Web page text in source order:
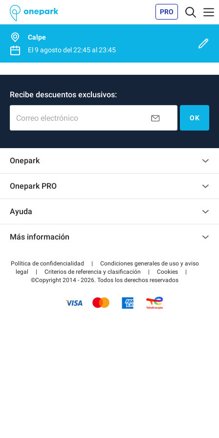
PRO
Calpe
El9 agostodel22:45al23:45
Recibe descuentos exclusivos:
Correo electrónico OK
Onepark
Onepark PRO
Convertirse en colaborador
Acceder a mi área de colaborador
Ayuda
Pagar el aparcamiento FLOW
Más información
Guía de estacionamiento
Política de confidencialidad |
Condiciones generales de uso y aviso
legal
| Criterios de referencia y clasificación | Cookies
|
©Copyright 2014 - 2026. Todos los derechos reservados